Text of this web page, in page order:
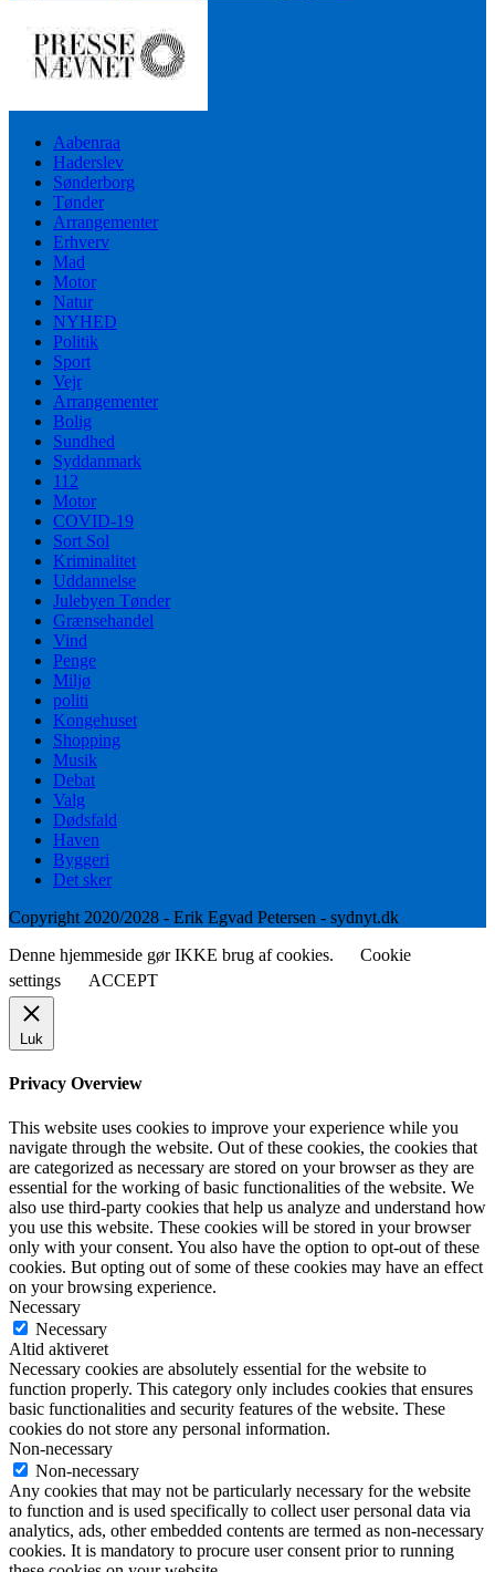
Aabenraa
Haderslev
Sønderborg
Tønder
Arrangementer
Erhverv
Mad
Motor
Natur
NYHED
Politik
Sport
Vejr
Arrangementer
Bolig
Sundhed
Syddanmark
112
Motor
COVID-19
Sort Sol
Kriminalitet
Uddannelse
Julebyen Tønder
Grænsehandel
Vind
Penge
Miljø
politi
Kongehuset
Shopping
Musik
Debat
Valg
Dødsfald
Haven
Byggeri
Det sker
Copyright 2020/2028 - Erik Egvad Petersen - sydnyt.dk
Denne hjemmeside gør IKKE brug af cookies.
Cookie
settings
ACCEPT
Luk
Privacy Overview
This website uses cookies to improve your experience while you
navigate through the website. Out of these cookies, the cookies that
are categorized as necessary are stored on your browser as they are
essential for the working of basic functionalities of the website. We
also use third-party cookies that help us analyze and understand how
you use this website. These cookies will be stored in your browser
only with your consent. You also have the option to opt-out of these
cookies. But opting out of some of these cookies may have an effect
on your browsing experience.
Necessary
Necessary
Altid aktiveret
Necessary cookies are absolutely essential for the website to
function properly. This category only includes cookies that ensures
basic functionalities and security features of the website. These
cookies do not store any personal information.
Non-necessary
Non-necessary
Any cookies that may not be particularly necessary for the website
to function and is used specifically to collect user personal data via
analytics, ads, other embedded contents are termed as non-necessary
cookies. It is mandatory to procure user consent prior to running